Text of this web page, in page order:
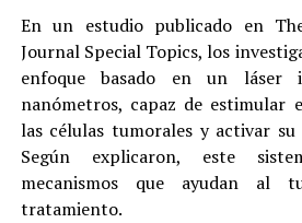
En un estudio publicado en
Journal Special Topics, los
enfoque basado en un láser
nanómetros, capaz de estimular
las células tumorales y activar
Según explicaron, este
mecanismos que ayudan al
tratamiento.